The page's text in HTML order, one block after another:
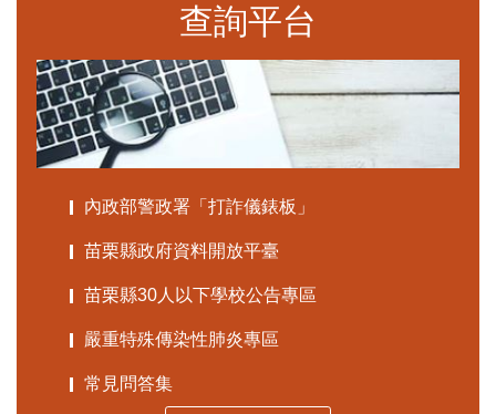
查詢平台
內政部警政署「打詐儀錶板」
苗栗縣政府資料開放平臺
苗栗縣30人以下學校公告專區
嚴重特殊傳染性肺炎專區
常見問答集